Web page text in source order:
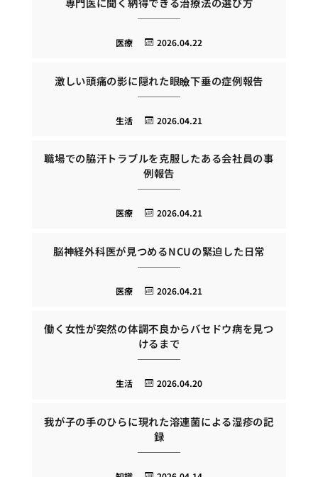
2026.04.22
医療
激しい頭痛の影に隠れた眼瞼下垂の症例報告
2026.04.21
生活
職場での脇汗トラブルを克服したある会社員の事
例報告
2026.04.21
医療
脳神経外科医が見つめるNCUの緊迫した日常
2026.04.21
医療
働く女性が突然の体調不良からバセドウ病を見つ
けるまで
2026.04.20
生活
我が子の手のひらに現れた溶連菌による湿疹の記
録